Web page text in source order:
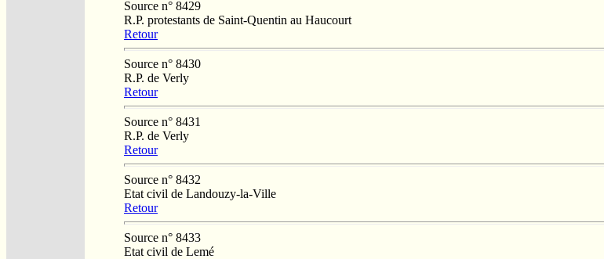
Source n° 8429
R.P. protestants de Saint-Quentin au Haucourt
Retour
Source n° 8430
R.P. de Verly
Retour
Source n° 8431
R.P. de Verly
Retour
Source n° 8432
Etat civil de Landouzy-la-Ville
Retour
Source n° 8433
Etat civil de Lemé